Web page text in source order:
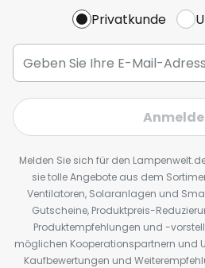
Privatkunde
Melden Sie sich für den
sie tolle Angebote aus dem
Ventilatoren, Solaranlagen und
Gutscheine, Produktpreis-
Produktempfehlungen und -
möglichen Kooperationspartnern und
Kaufbewertungen und